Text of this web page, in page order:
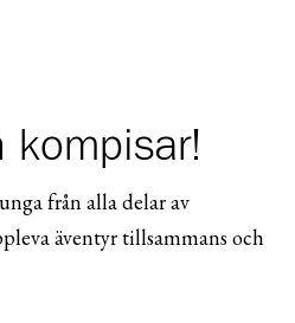
kompisar!
från alla delar av
äventyr tillsammans och